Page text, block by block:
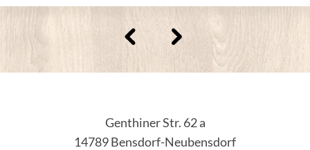
Genthiner Str. 62 a
14789Bensdorf-Neubensdorf